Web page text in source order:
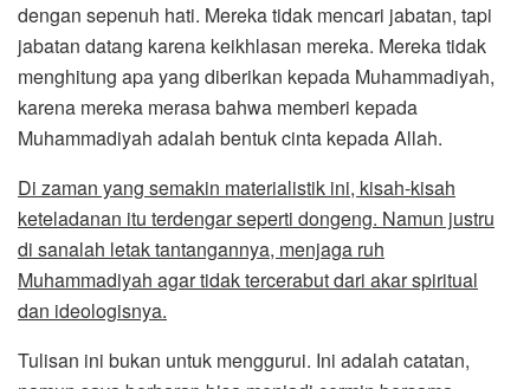
dengan sepenuh hati. Mereka tidak mencari jabatan, tapi
jabatan datang karena keikhlasan mereka. Mereka tidak
menghitung apa yang diberikan kepada Muhammadiyah,
karena mereka merasa bahwa memberi kepada
Muhammadiyah adalah bentuk cinta kepada Allah.
Di zaman yang semakin materialistik ini, kisah-kisah
keteladanan itu terdengar seperti dongeng. Namun justru
di sanalah letak tantangannya, menjaga ruh
Muhammadiyah agar tidak tercerabut dari akar spiritual
dan ideologisnya.
Tulisan ini bukan untuk menggurui. Ini adalah catatan,